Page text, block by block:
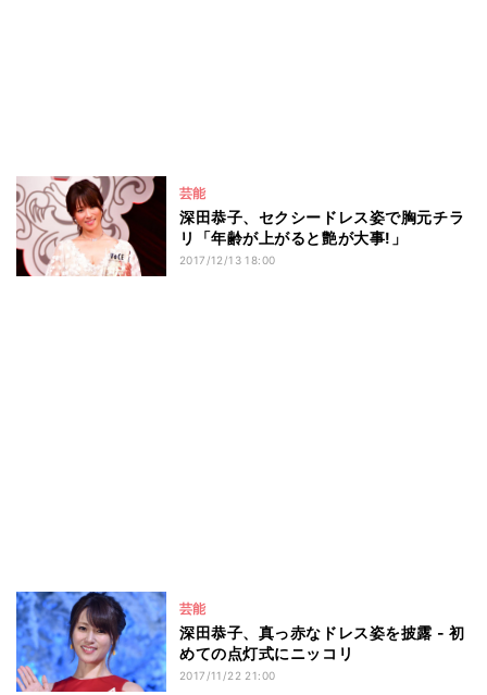
芸能
深田恭子、セクシードレス姿で胸元チラ
リ「年齢が上がると艶が大事!」
2017/12/13 18:00
芸能
深田恭子、真っ赤なドレス姿を披露 - 初
めての点灯式にニッコリ
2017/11/22 21:00